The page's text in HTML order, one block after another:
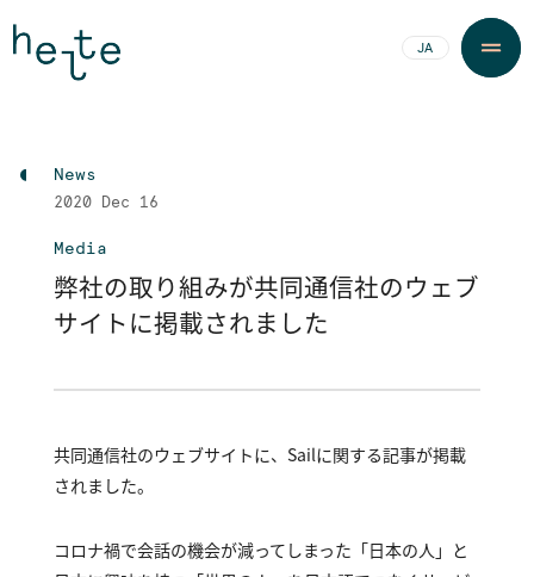
JA
News
2020 Dec 16
Media
弊社の取り組みが共同通信社のウェブ
サイトに掲載されました
共同通信社のウェブサイトに、Sailに関する記事が掲載
されました。
コロナ禍で会話の機会が減ってしまった「日本の人」と